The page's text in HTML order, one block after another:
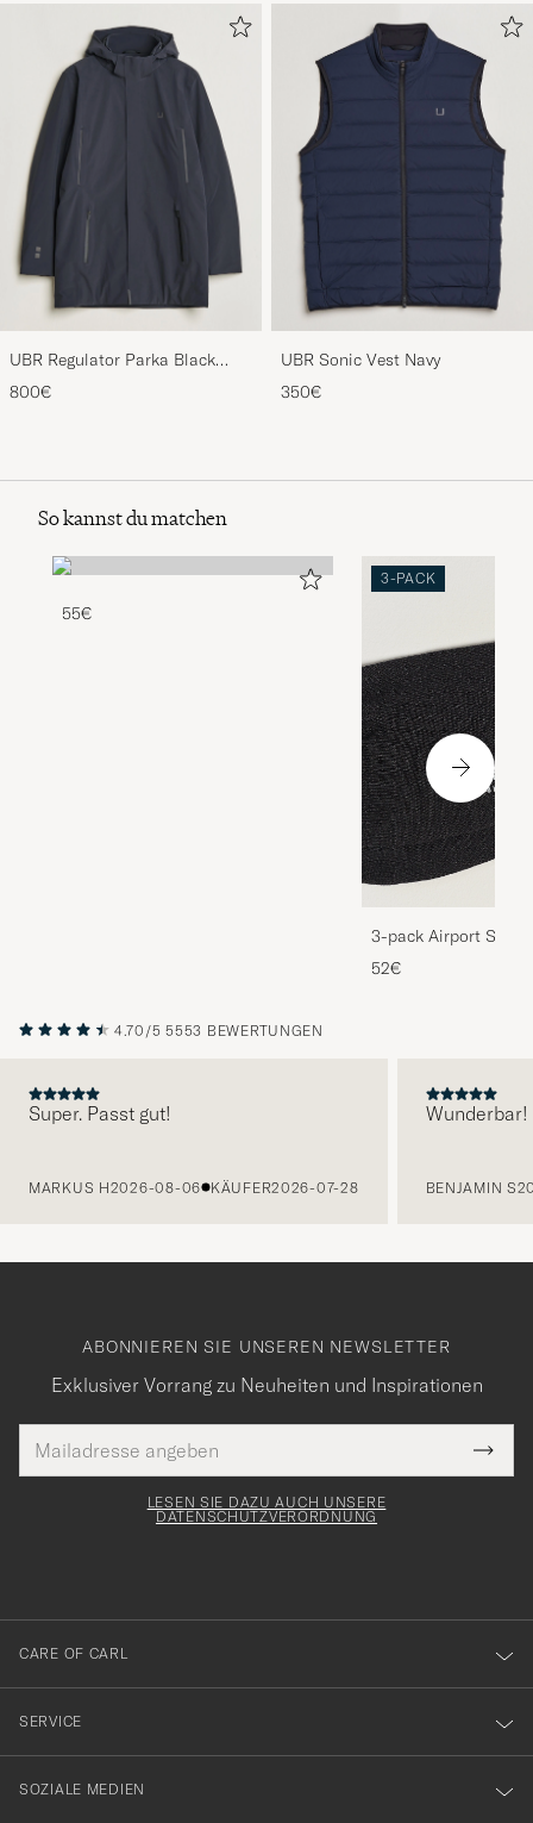
UBR Regulator Parka Black
Storm
800€
UBR Sonic Vest Navy
350€
So kannst du matchen
55€
3-PACK
3-pack Airport
Melange
52€
4.70/5 5553 BEWERTUNGEN
Super. Passt gut!
MARKUS H2026-08-06 KÄUFER2026-07-28
Wunderbar!
BENJAMIN S
ABONNIEREN SIE UNSEREN NEWSLETTER
Exklusiver Vorrang zu Neuheiten und Inspirationen
Mail
Adresse
Tack
för
dig
till
vårt
nyhetsbrev!
LESEN SIE DAZU AUCH UNSERE
DATENSCHUTZVERORDNUNG
CARE OF CARL
SERVICE
SOZIALE MEDIEN